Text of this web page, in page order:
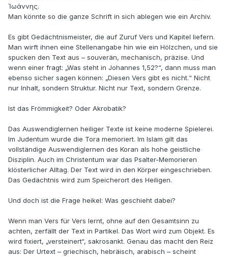
Ἰωάννης.
Man könnte so die ganze Schrift in sich ablegen wie ein Archiv.
Es gibt Gedächtnismeister, die auf Zuruf Vers und Kapitel liefern.
Man wirft ihnen eine Stellenangabe hin wie ein Hölzchen, und sie
spucken den Text aus – souverän, mechanisch, präzise. Und
wenn einer fragt: „Was steht in Johannes 1,52?“, dann muss man
ebenso sicher sagen können: „Diesen Vers gibt es nicht.“ Nicht
nur Inhalt, sondern Struktur. Nicht nur Text, sondern Grenze.
Ist das Frömmigkeit? Oder Akrobatik?
Das Auswendiglernen heiliger Texte ist keine moderne Spielerei.
Im Judentum wurde die Tora memoriert. Im Islam gilt das
vollständige Auswendiglernen des Koran als hohe geistliche
Disziplin. Auch im Christentum war das Psalter-Memorieren
klösterlicher Alltag. Der Text wird in den Körper eingeschrieben.
Das Gedächtnis wird zum Speicherort des Heiligen.
Und doch ist die Frage heikel: Was geschieht dabei?
Wenn man Vers für Vers lernt, ohne auf den Gesamtsinn zu
achten, zerfällt der Text in Partikel. Das Wort wird zum Objekt. Es
wird fixiert, „versteinert“, sakrosankt. Genau das macht den Reiz
aus: Der Urtext – griechisch, hebräisch, arabisch – scheint